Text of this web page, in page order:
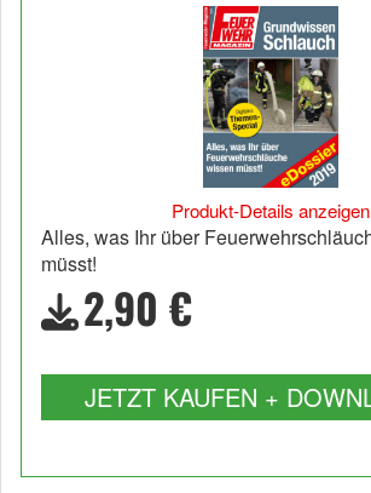
Produkt-Details anzeigen
Alles, was Ihr über
müsst!
2,90 €
JETZT KAUFEN +